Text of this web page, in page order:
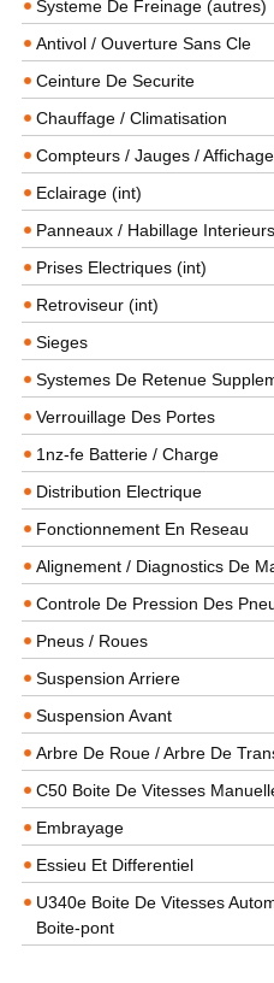
Systeme De Freinage (autres)
Antivol / Ouverture Sans Cle
Ceinture De Securite
Chauffage / Climatisation
Compteurs / Jauges / Affichage
Eclairage (int)
Panneaux / Habillage Interieurs
Prises Electriques (int)
Retroviseur (int)
Sieges
Systemes De Retenue
Verrouillage Des Portes
1nz-fe Batterie / Charge
Distribution Electrique
Fonctionnement En Reseau
Alignement / Diagnostics De
Controle De Pression Des
Pneus / Roues
Suspension Arriere
Suspension Avant
Arbre De Roue / Arbre De
C50 Boite De Vitesses
Embrayage
Essieu Et Differentiel
U340e Boite De Vitesses
Boite-pont